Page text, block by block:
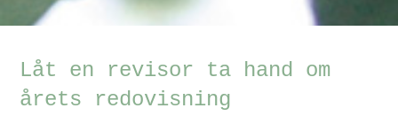
Låt en revisor ta hand om
årets redovisning